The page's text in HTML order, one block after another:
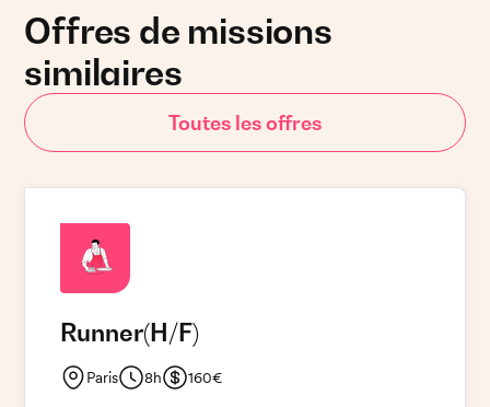
Offres de missions
similaires
Toutes les offres
Runner(H/F)
Paris 8h 160€